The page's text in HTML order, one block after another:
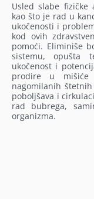
Usled slabe
kao što je rad u
ukočenosti i
kod ovih
pomoći. Eliminiše
sistemu, opušta
ukočenost i
prodire u mišiće
nagomilanih
poboljšava i
rad bubrega,
organizma.